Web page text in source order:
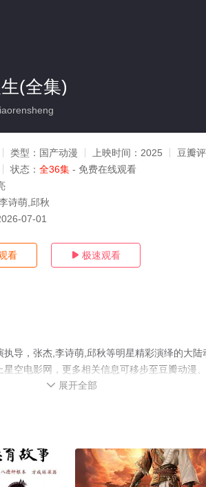
(全集)
类型： 国产动漫 上映时间： 2025 豆瓣评
状态： 全36集 - 免费在线观看
诗萌,邱秋
07-01
看  极速观看
导，张杰,李诗萌,邱秋等明星精彩演绎的大
空电影网，更多相关信息可移步至豆瓣动漫
 展开全部